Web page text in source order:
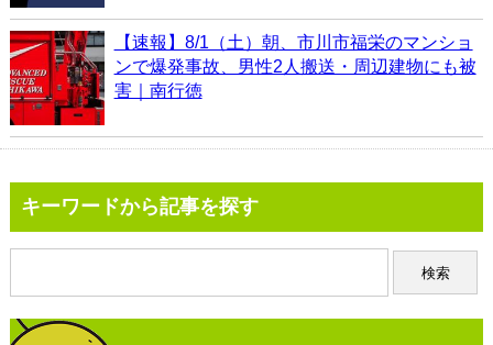
【速報】8/1（土）朝、市川市福栄のマンショ
ンで爆発事故、男性2人搬送・周辺建物にも被
害｜南行徳
キーワードから記事を探す